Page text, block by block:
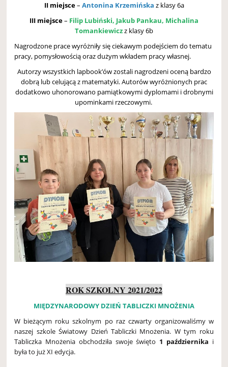
II miejsce– Antonina Krzemińska z klasy 6a
III miejsce– Filip Lubiński, Jakub Pankau, Michalina
Tomankiewiczz klasy 6b
Nagrodzone prace wyróżniły się ciekawym podejściem do tematu
pracy, pomysłowością oraz dużym wkładem pracy własnej.
Autorzy wszystkich lapbook’ów zostali nagrodzeni oceną bardzo
dobrą lub celującą z matematyki. Autorów wyróżnionych prac
dodatkowo uhonorowano pamiątkowymi dyplomami i drobnymi
upominkami rzeczowymi.
ROK SZKOLNY 2021/2022
MIĘDZYNARODOWY DZIEŃ TABLICZKI MNOŻENIA
W bieżącym roku szkolnym po raz czwarty organizowaliśmy w
naszej szkole Światowy Dzień Tabliczki Mnożenia. W tym roku
Tabliczka Mnożenia obchodziła swoje święto 1 października i
była to już XI edycja.